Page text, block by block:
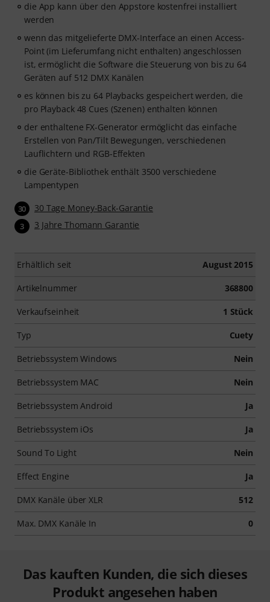
die App kann über den Appstore kostenfrei installiert
werden
wenn das mitgelieferte DMX-Interface an einen Access-
Point (im Lieferumfang nicht enthalten) angeschlossen
ist, ermöglicht die Software die Steuerung von bis zu 64
Geräten auf 512 DMX Kanälen
es können bis zu 64 Playbacks gespeichert werden, die
pro Playback 48 Cues (Szenen) enthalten können
der enthaltene FX-Generator ermöglicht das einfache
Erstellen von Pan/Tilt Bewegungen, verschiedenen
Lauflichtern und RGB-Effekten
die Geräte-Bibliothek enthält 3500 verschiedene
Lampentypen
30 30 Tage Money-Back-Garantie
3 3 Jahre Thomann Garantie
Erhältlich seit August 2015
Artikelnummer 368800
Verkaufseinheit 1 Stück
Typ Cuety
Betriebssystem Windows Nein
Betriebssystem MAC Nein
Betriebssystem Android Ja
Betriebssystem iOs Ja
Sound To Light Nein
Effect Engine Ja
DMX Kanäle über XLR 512
Max. DMX Kanäle In 0
Das kauften Kunden, die sich dieses
Produkt angesehen haben